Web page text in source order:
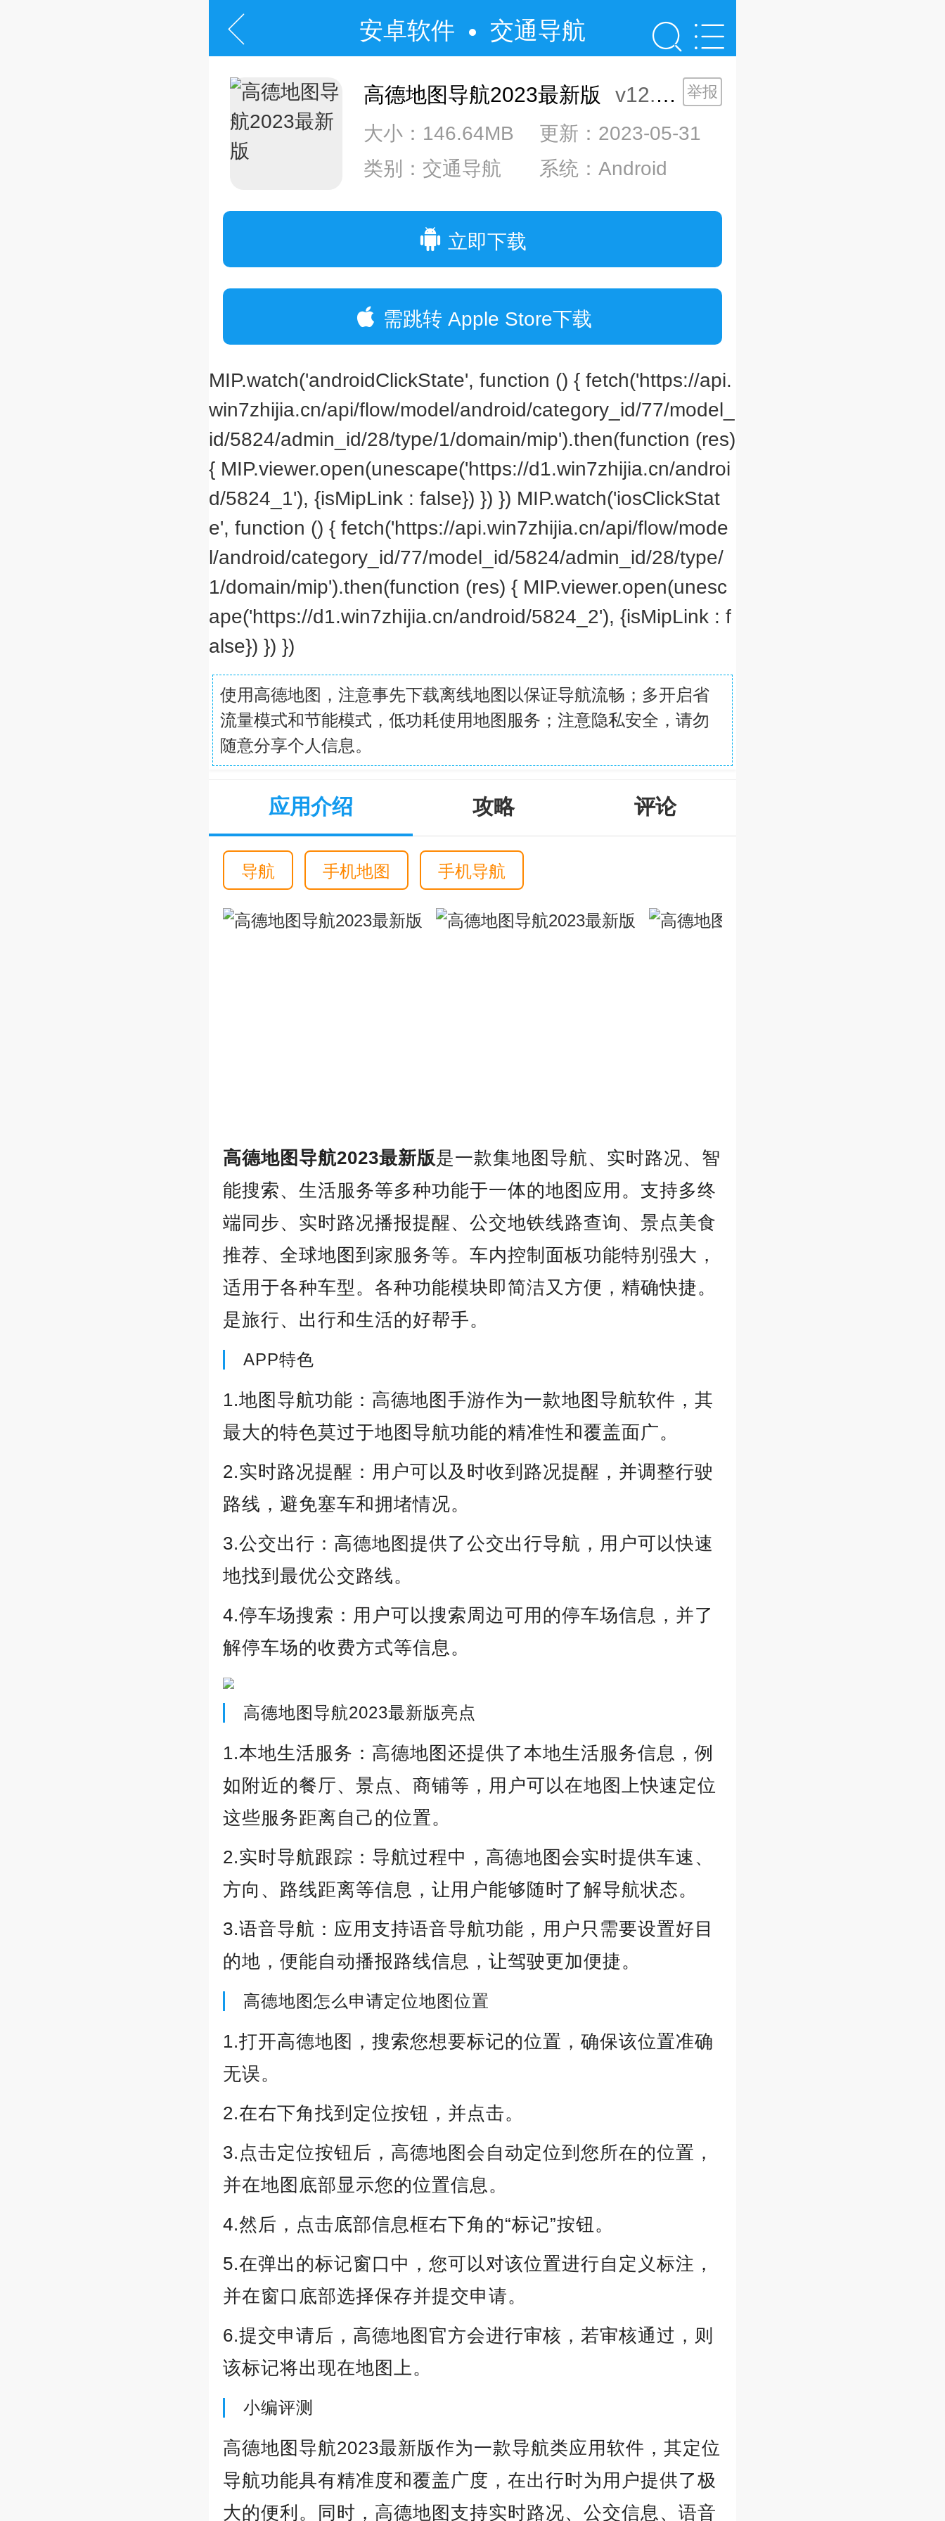
安卓软件 交通导航
高德地图导航2023最新版 v12.09.0.2093
大小：146.64MB
更新：2023-05-31
类别：交通导航
系统：Android
举报
立即下载
需跳转 Apple Store下载
MIP.watch('androidClickState', function () { fetch('https://api.
win7zhijia.cn/api/flow/model/android/category_id/77/model_
id/5824/admin_id/28/type/1/domain/mip').then(function (res)
{ MIP.viewer.open(unescape('https://d1.win7zhijia.cn/androi
d/5824_1'), {isMipLink : false}) }) }) MIP.watch('iosClickStat
e', function () { fetch('https://api.win7zhijia.cn/api/flow/mode
l/android/category_id/77/model_id/5824/admin_id/28/type/
1/domain/mip').then(function (res) { MIP.viewer.open(unesc
ape('https://d1.win7zhijia.cn/android/5824_2'), {isMipLink : f
alse}) }) })
使用高德地图，注意事先下载离线地图以保证导航流畅；多开启省
流量模式和节能模式，低功耗使用地图服务；注意隐私安全，请勿
随意分享个人信息。
应用介绍 攻略 评论
导航 手机地图 手机导航
高德地图导航2023最新版是一款集地图导航、实时路况、智
能搜索、生活服务等多种功能于一体的地图应用。支持多终
端同步、实时路况播报提醒、公交地铁线路查询、景点美食
推荐、全球地图到家服务等。车内控制面板功能特别强大，
适用于各种车型。各种功能模块即简洁又方便，精确快捷。
是旅行、出行和生活的好帮手。
APP特色
1.地图导航功能：高德地图手游作为一款地图导航软件，其
最大的特色莫过于地图导航功能的精准性和覆盖面广。
2.实时路况提醒：用户可以及时收到路况提醒，并调整行驶
路线，避免塞车和拥堵情况。
3.公交出行：高德地图提供了公交出行导航，用户可以快速
地找到最优公交路线。
4.停车场搜索：用户可以搜索周边可用的停车场信息，并了
解停车场的收费方式等信息。
高德地图导航2023最新版亮点
1.本地生活服务：高德地图还提供了本地生活服务信息，例
如附近的餐厅、景点、商铺等，用户可以在地图上快速定位
这些服务距离自己的位置。
2.实时导航跟踪：导航过程中，高德地图会实时提供车速、
方向、路线距离等信息，让用户能够随时了解导航状态。
3.语音导航：应用支持语音导航功能，用户只需要设置好目
的地，便能自动播报路线信息，让驾驶更加便捷。
高德地图怎么申请定位地图位置
1.打开高德地图，搜索您想要标记的位置，确保该位置准确
无误。
2.在右下角找到定位按钮，并点击。
3.点击定位按钮后，高德地图会自动定位到您所在的位置，
并在地图底部显示您的位置信息。
4.然后，点击底部信息框右下角的“标记”按钮。
5.在弹出的标记窗口中，您可以对该位置进行自定义标注，
并在窗口底部选择保存并提交申请。
6.提交申请后，高德地图官方会进行审核，若审核通过，则
该标记将出现在地图上。
小编评测
高德地图导航2023最新版作为一款导航类应用软件，其定位
导航功能具有精准度和覆盖广度，在出行时为用户提供了极
大的便利。同时，高德地图支持实时路况、公交信息、语音